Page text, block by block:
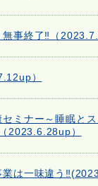
事終了‼（
）
セミナー～睡眠と
2023.6.28up）
業は一味違う